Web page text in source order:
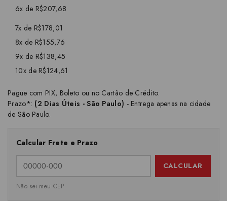
6x de R$207,68
7x de R$178,01
8x de R$155,76
9x de R$138,45
10x de R$124,61
Pague com PIX, Boleto ou no Cartão de Crédito.
Prazo*: (2 Dias Úteis - São Paulo) - Entrega apenas na cidade
de São Paulo.
Calcular Frete e Prazo
CALCULAR
Não sei meu CEP